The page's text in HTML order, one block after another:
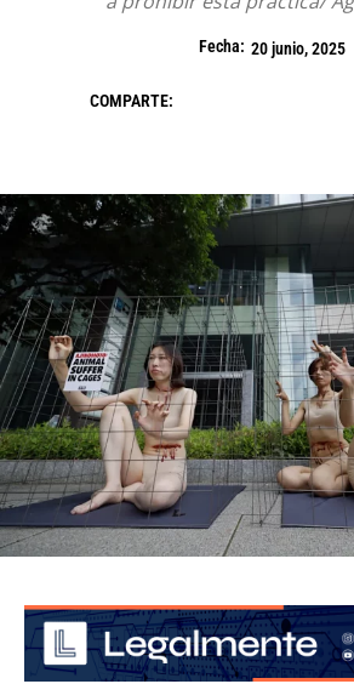
Fecha: 20 junio, 2025
COMPARTE: